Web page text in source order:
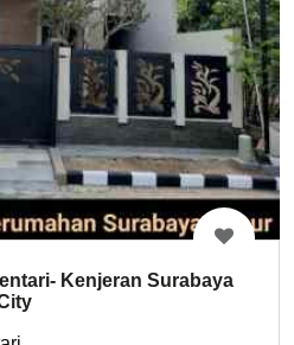
Kenjeran Surabaya